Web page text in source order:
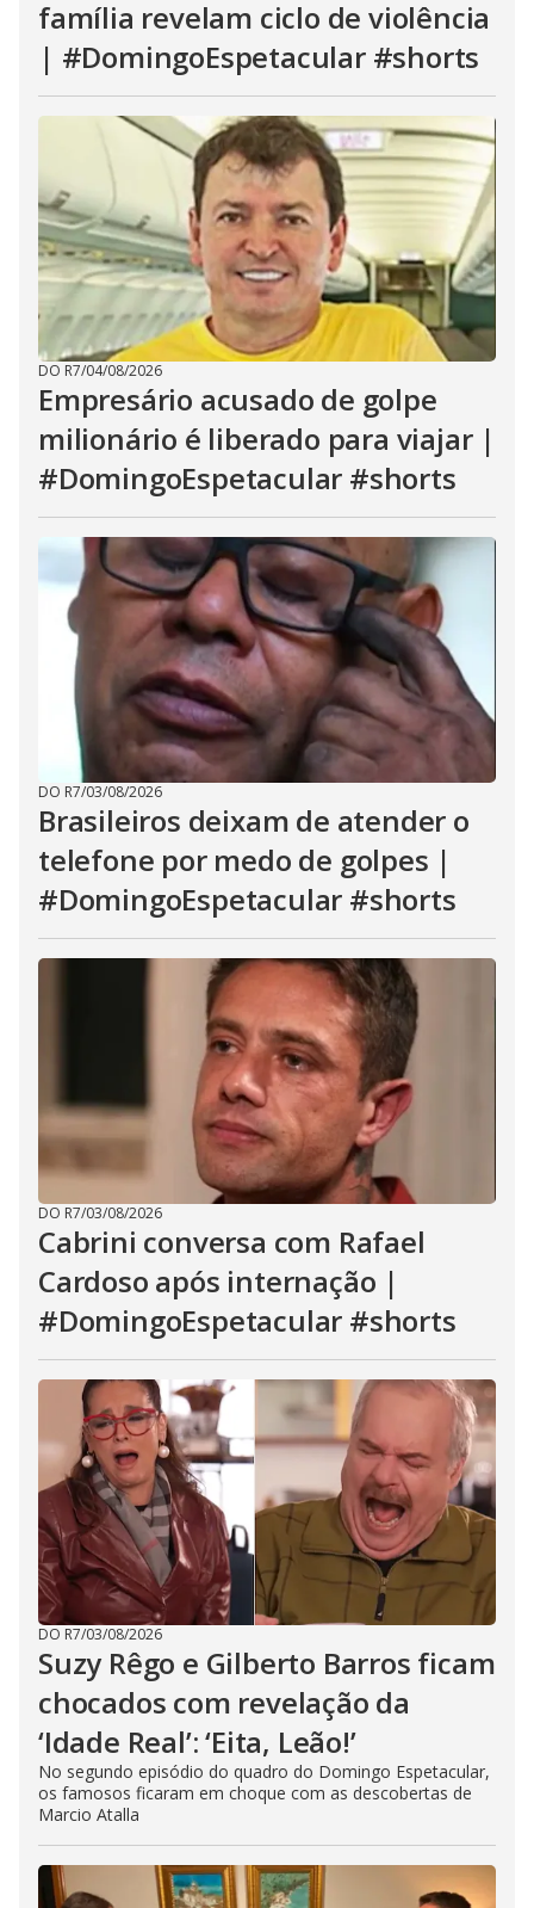
família revelam ciclo de violência
| #DomingoEspetacular #shorts
DO R7/04/08/2026
Empresário acusado de golpe
milionário é liberado para viajar |
#DomingoEspetacular #shorts
DO R7/03/08/2026
Brasileiros deixam de atender o
telefone por medo de golpes |
#DomingoEspetacular #shorts
DO R7/03/08/2026
Cabrini conversa com Rafael
Cardoso após internação |
#DomingoEspetacular #shorts
DO R7/03/08/2026
Suzy Rêgo e Gilberto Barros ficam
chocados com revelação da
‘Idade Real’: ‘Eita, Leão!’
No segundo episódio do quadro do Domingo Espetacular,
os famosos ficaram em choque com as descobertas de
Marcio Atalla